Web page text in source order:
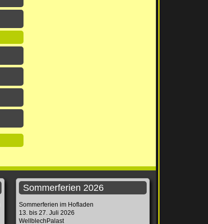
Sommerferien 2026
Sommerferien im Hofladen
13. bis 27. Juli 2026
WellblechPalast